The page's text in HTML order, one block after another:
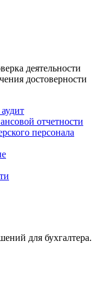
деятельности
достоверности
отчетности
персонала
для бухгалтера.